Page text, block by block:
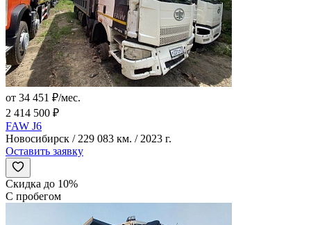
от 34 451 ₽/мес.
2 414 500 ₽
FAW J6
Новосибирск / 229 083 км. / 2023 г.
Оставить заявку
Скидка до 10%
С пробегом